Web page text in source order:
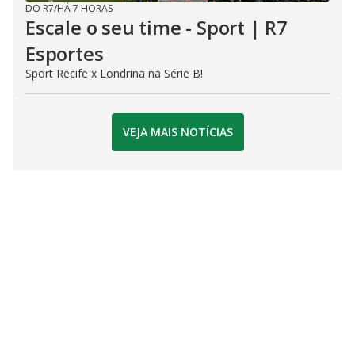
DO R7/HÁ 7 HORAS
Escale o seu time - Sport | R7
Esportes
Sport Recife x Londrina na Série B!
VEJA MAIS NOTÍCIAS